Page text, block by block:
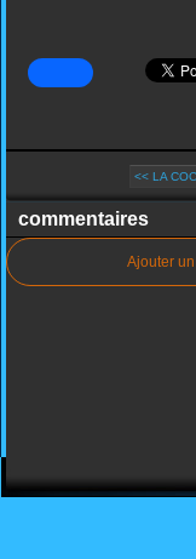
<< LA
commentaires
Ajouter